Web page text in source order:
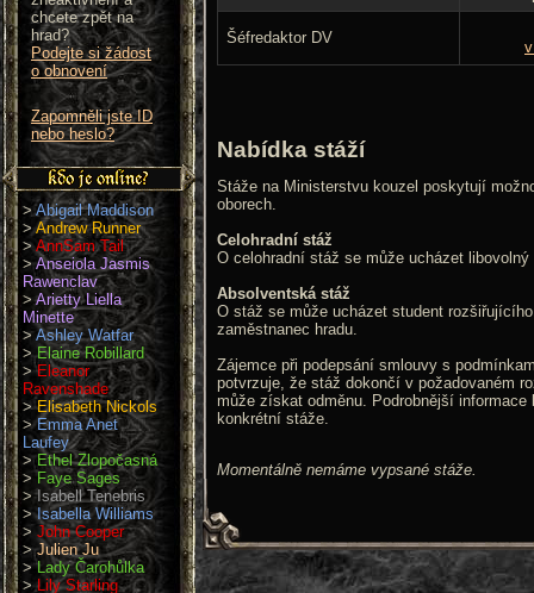
chcete zpět na
hrad?
Podejte si žádost
o obnovení
Zapomněli jste ID
nebo heslo?
>Abigail Maddison
>Andrew Runner
>AnnSam Tail
>Anseiola Jasmis
Rawenclav
>Arietty Liella
Minette
>Ashley Watfar
>Elaine Robillard
>Eleanor
Ravenshade
>Elisabeth Nickols
>Emma Anet
Laufey
>Ethel Zlopočasná
>Faye Sages
>Isabell Tenebris
>Isabella Williams
> John Cooper
>Julien Ju
>Lady Čarohůlka
>Lily Starling
Šéfredaktor DV
Nabídka stáží
Stáže na Ministerstvu kouzel poskytují
oborech.
Celohradní stáž
O celohradní stáž se může ucházet libovolný
Absolventská stáž
O stáž se může ucházet student
zaměstnanec hradu.
Zájemce při podepsání smlouvy s
potvrzuje, že stáž dokončí v požadovaném
může získat odměnu. Podrobnější informace
konkrétní stáže.
Momentálně nemáme vypsané stáže.